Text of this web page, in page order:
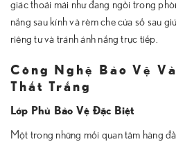
giác thoải mái như đang ngồi trong
nắng sau kính và rèm che cửa sổ sau
riêng tư và tránh ánh nắng trực tiếp.
Công Nghệ Bảo Vệ
Thất Trắng
Lớp Phủ Bảo Vệ Đặc Biệt
Một trong những mối quan tâm hàng